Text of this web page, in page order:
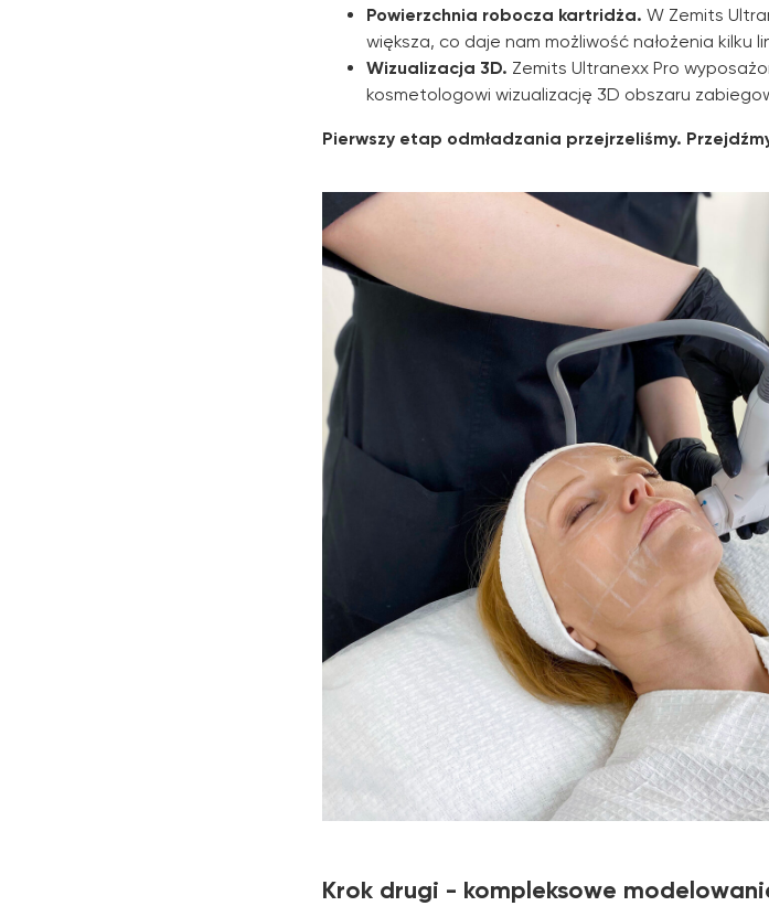
Powierzchnia robocza kartridża. W Zemits
większa, co daje nam możliwość nałożenia kilku
Wizualizacja 3D. Zemits Ultranexx Pro
kosmetologowi wizualizację 3D obszaru
Pierwszy etap odmładzania przejrzeliśmy.
Krok drugi - kompleksowe